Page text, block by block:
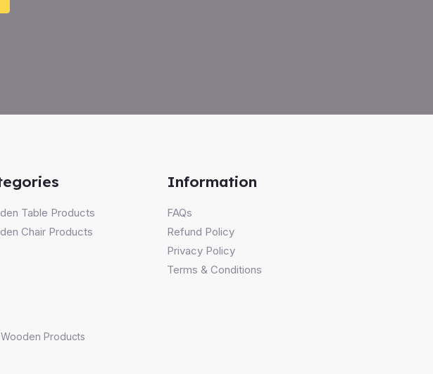
Table Products
Chair Products
Information
FAQs
Refund Policy
Privacy Policy
Terms & Conditions
Products